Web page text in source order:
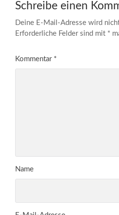
Schreibe einen
Deine E-Mail-Adresse wird
Erforderliche Felder sind mit *
Kommentar *
Name